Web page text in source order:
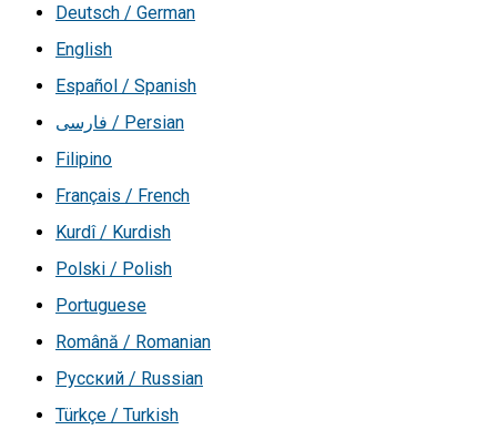
Deutsch / German
English
Español / Spanish
فارسی / Persian
Filipino
Français / French
Kurdî / Kurdish
Polski / Polish
Portuguese
Română / Romanian
Русский / Russian
Türkçe / Turkish